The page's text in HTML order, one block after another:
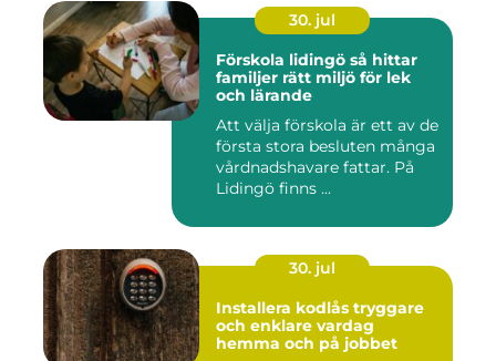
30. jul
Förskola lidingö så hittar
familjer rätt miljö för lek
och lärande
Att välja förskola är ett av de
första stora besluten många
vårdnadshavare fattar. På
Lidingö finns ...
30. jul
Installera kodlås tryggare
och enklare vardag
hemma och på jobbet